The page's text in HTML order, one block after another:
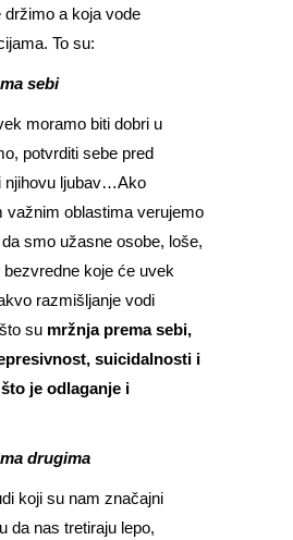
a koja vode
To su:
sebi
moramo biti dobri u
potvrditi sebe pred
njihovu ljubav…Ako
važnim oblastima verujemo
smo užasne osobe, loše,
koje će uvek
razmišljanje vodi
su mržnja prema sebi,
suicidalnosti i
je odlaganje i
drugima
koji su nam značajni
da nas tretiraju lepo,